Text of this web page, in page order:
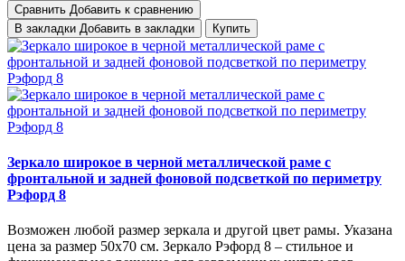
Сравнить Добавить к сравнению
В закладки Добавить в закладки Купить
Зеркало широкое в черной металлической раме с
фронтальной и задней фоновой подсветкой по периметру
Рэфорд 8
Возможен любой размер зеркала и другой цвет рамы. Указана
цена за размер 50х70 см. Зеркало Рэфорд 8 – стильное и